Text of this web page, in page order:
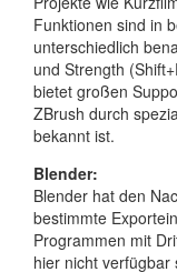
Funktionen sind in
unterschiedlich
und Strength
bietet großen
ZBrush durch
bekannt ist.
Blender:
Blender hat den
bestimmte
Programmen mit
hier nicht verfügbar